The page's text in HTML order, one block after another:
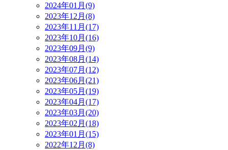
2024年01月(9)
2023年12月(8)
2023年11月(17)
2023年10月(16)
2023年09月(9)
2023年08月(14)
2023年07月(12)
2023年06月(21)
2023年05月(19)
2023年04月(17)
2023年03月(20)
2023年02月(18)
2023年01月(15)
2022年12月(8)